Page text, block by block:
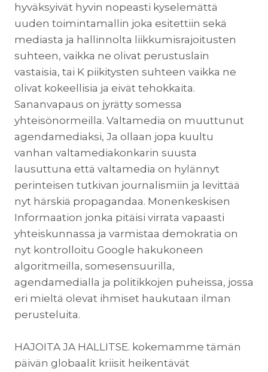
hyväksyivät hyvin nopeasti kyselemättä
uuden toimintamallin joka esitettiin sekä
mediasta ja hallinnolta liikkumisrajoitusten
suhteen, vaikka ne olivat perustuslain
vastaisia, tai K piikitysten suhteen vaikka ne
olivat kokeellisia ja eivät tehokkaita.
Sananvapaus on jyrätty somessa
yhteisönormeilla. Valtamedia on muuttunut
agendamediaksi, Ja ollaan jopa kuultu
vanhan valtamediakonkarin suusta
lausuttuna että valtamedia on hylännyt
perinteisen tutkivan journalismiin ja levittää
nyt härskiä propagandaa. Monenkeskisen
Informaation jonka pitäisi virrata vapaasti
yhteiskunnassa ja varmistaa demokratia on
nyt kontrolloitu Google hakukoneen
algoritmeilla, somesensuurilla,
agendamedialla ja politikkojen puheissa, jossa
eri mieltä olevat ihmiset haukutaan ilman
perusteluita.
HAJOITA JA HALLITSE. kokemamme tämän
päivän globaalit kriisit heikentävät